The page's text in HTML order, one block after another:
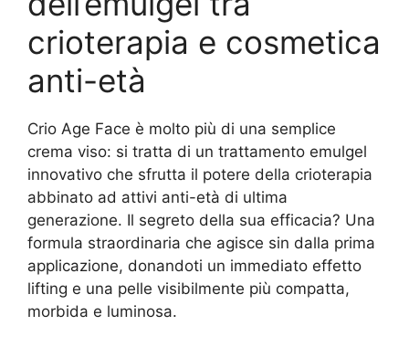
crioterapia e cosmetica
anti-età
Crio Age Face è molto più di una semplice
crema viso: si tratta di un trattamento emulgel
innovativo che sfrutta il potere della crioterapia
abbinato ad attivi anti-età di ultima
generazione. Il segreto della sua efficacia? Una
formula straordinaria che agisce sin dalla prima
applicazione, donandoti un immediato effetto
lifting e una pelle visibilmente più compatta,
morbida e luminosa.